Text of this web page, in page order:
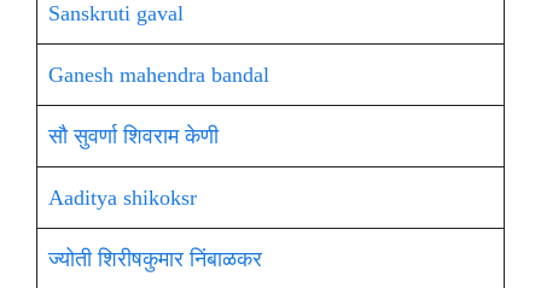
Sanskruti gaval
Ganesh mahendra bandal
सौ सुवर्णा शिवराम केणी
Aaditya shikoksr
ज्योती शिरीषकुमार निंबाळकर